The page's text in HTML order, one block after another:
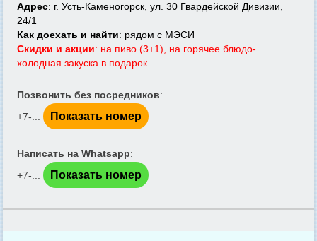
Адрес: г. Усть-Каменогорск, ул. 30 Гвардейской Дивизии,
24/1
Как доехать и найти: рядом с МЭСИ
Скидки и акции: на пиво (3+1), на горячее блюдо-
холодная закуска в подарок.
Позвонить без посредников:
+7-...
Показать номер
Написать на Whatsapp:
+7-...
Показать номер